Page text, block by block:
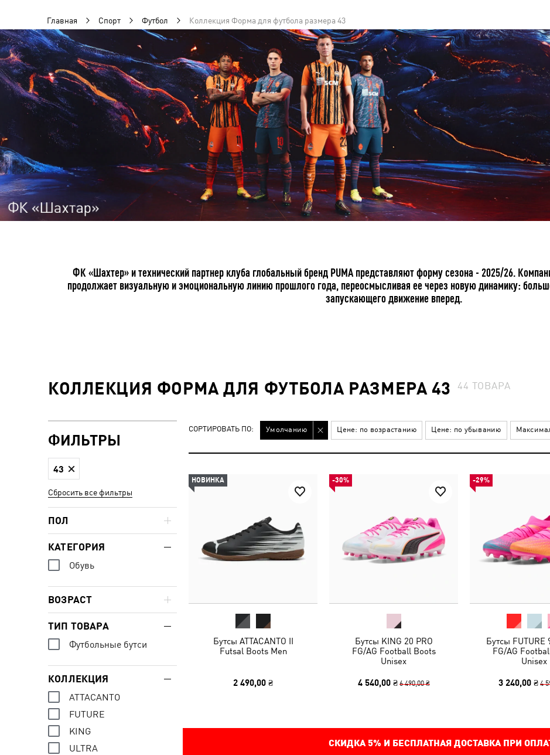
Главная Спорт Футбол Коллекция Форма для футбола размера 43
ФК «Шахтер» и технический партнер клуба глобальный бренд PUMA представляют форму сезона - 2025/26.
продолжает визуальную и эмоциональную линию прошлого года, переосмысливая ее через новую динамику:
запускающего движение вперед.
КОЛЛЕКЦИЯ ФОРМА ДЛЯ ФУТБОЛА РАЗМЕРА 43 44 ТОВАРА
СОРТИРОВАТЬ ПО: Умолчанию Цене: по возрастанию Цене: по убыванию
НОВИНКА
Бутсы ATTACANTO II
Futsal Boots Men
2 490,00 ₴
-30%
Бутсы KING 20 PRO
FG/AG Football Boots
Unisex
4 540,00 ₴ 6 490,00 ₴
-29%
Бутсы FUTURE
FG/AG
Unisex
3 240,00 ₴ 4
СКИДКА 5% И БЕСПЛАТНАЯ ДОСТАВКА ПРИ
ФИЛЬТРЫ
43
Сбросить все фильтры
ПОЛ
КАТЕГОРИЯ
Обувь
ВОЗРАСТ
ТИП ТОВАРА
Футбольные бутси
КОЛЛЕКЦИЯ
ATTACANTO
FUTURE
KING
ULTRA